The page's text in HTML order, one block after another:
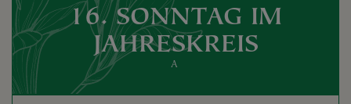
16. SONNTAG IM
JAHRESKREIS
A